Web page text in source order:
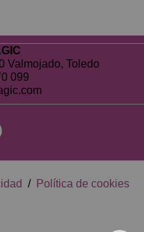
Valmojado, Toledo
099
/ Política de cookies